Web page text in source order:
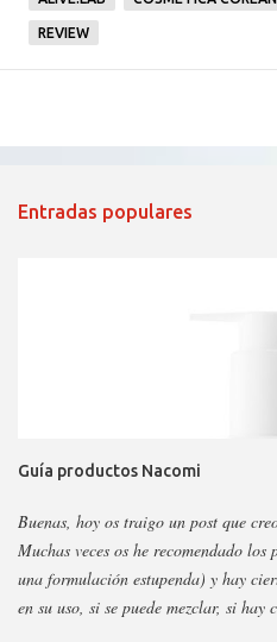
REVIEW
Entradas populares
Guía productos Nacomi
Buenas, hoy os traigo un post que
Muchas veces os he recomendado
una formulación estupenda) y hay
en su uso, si se puede mezclar, si